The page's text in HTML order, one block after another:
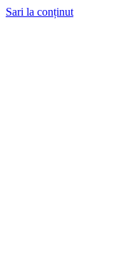
Sari la conținut